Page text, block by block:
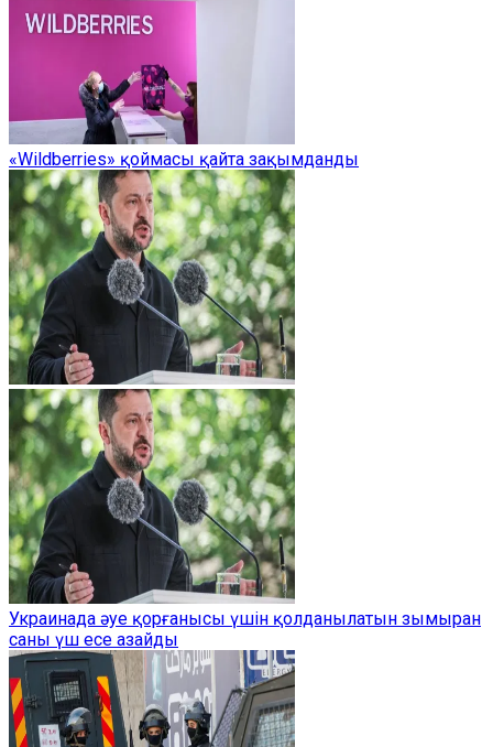
«Wildberries» қоймасы қайта зақымданды
Украинада әуе қорғанысы үшін қолданылатын зымыран
саны үш есе азайды